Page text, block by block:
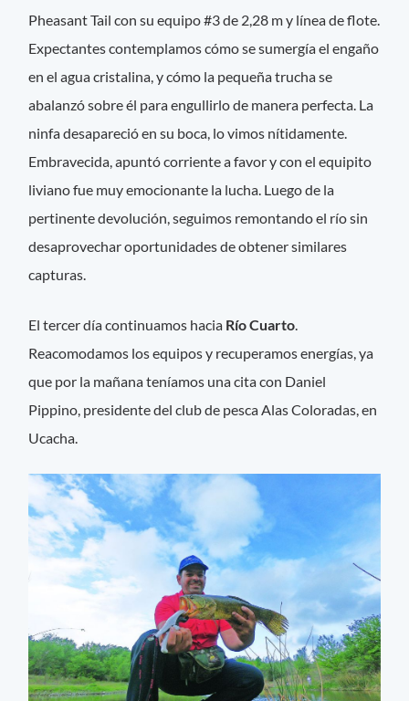
Pheasant Tail con su equipo #3 de 2,28 m y línea de flote.
Expectantes contemplamos cómo se sumergía el engaño
en el agua cristalina, y cómo la pequeña trucha se
abalanzó sobre él para engullirlo de manera perfecta. La
ninfa desapareció en su boca, lo vimos nítidamente.
Embravecida, apuntó corriente a favor y con el equipito
liviano fue muy emocionante la lucha. Luego de la
pertinente devolución, seguimos remontando el río sin
desaprovechar oportunidades de obtener similares
capturas.
El tercer día continuamos hacia Río Cuarto.
Reacomodamos los equipos y recuperamos energías, ya
que por la mañana teníamos una cita con Daniel
Pippino, presidente del club de pesca Alas Coloradas, en
Ucacha.